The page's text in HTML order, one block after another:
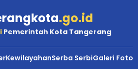
.go.id
Pemerintah Kota Tangerang
KewilayahanSerba SerbiGaleri Foto